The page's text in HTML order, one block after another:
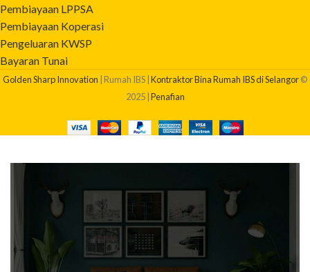
Pembiayaan LPPSA
Pembiayaan Koperasi
Pengeluaran KWSP
Bayaran Tunai
Golden Sharp Innovation | Rumah IBS |Kontraktor Bina Rumah IBS di Selangor©
2025 |Penafian
BERAPAKAH KOS BINA RUMAH SAYA?
Dapatkan quotation pembinaan rumah anda sekarang!